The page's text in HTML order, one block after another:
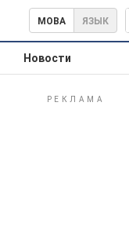
МОВА ЯЗЫК
Новости